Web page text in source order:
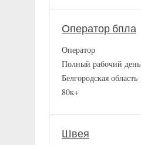
Оператор бпла
Оператор
Полный рабочий день
Белгородская область
80к+
Швея